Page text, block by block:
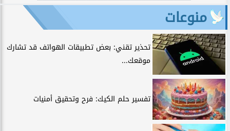
منوعات
تحذير تقني: بعض تطبيقات الهواتف قد تشارك
موقعك...
تفسير حلم الكيك: فرح وتحقيق أمنيات